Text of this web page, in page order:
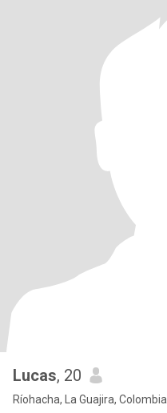
Lucas, 20
Ríohacha, La Guajira, Colombia